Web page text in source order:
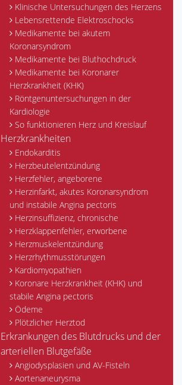
Klinische Untersuchungen des Herzens
Lebensrettende Elektroschocks
Medikamente bei akutem
Koronarsyndrom
Medikamente bei Bluthochdruck
Medikamente bei Koronarer
Herzkrankheit (KHK)
Röntgenuntersuchungen in der
Kardiologie
So funktionieren Herz und Kreislauf
Herzkrankheiten
Endokarditis
Herzbeutelentzündung
Herzfehler, angeborene
Herzinfarkt, akutes Koronarsyndrom
und instabile Angina pectoris
Herzinsuffizienz, chronische
Herzklappenfehler, erworbene
Herzmuskelentzündung
Herzrhythmusstörungen
Kardiomyopathien
Koronare Herzkrankheit (KHK) und
stabile Angina pectoris
Ödeme
Plötzlicher Herztod
Erkrankungen des Blutdrucks und der
arteriellen Blutgefäße
Angiodysplasien und AV-Fisteln
Aortenaneurysma